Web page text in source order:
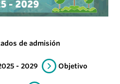
de admisión
- 2029 Objetivo